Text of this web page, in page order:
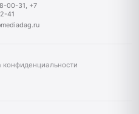
00-31, +7
41
конфиденциальности